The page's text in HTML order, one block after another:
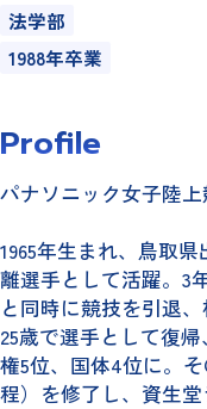
法学部
1988年卒業
Profile
パナソニック女子陸
1965年生まれ、鳥取
離選手として活躍。3
と同時に競技を引退
25歳で選手として復
権5位、国体4位に。
程）を修了し、資生堂